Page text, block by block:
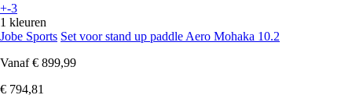
+-3
1 kleuren
Jobe Sports Set voor stand up paddle Aero Mohaka 10.2
Vanaf € 899,99
€ 794,81